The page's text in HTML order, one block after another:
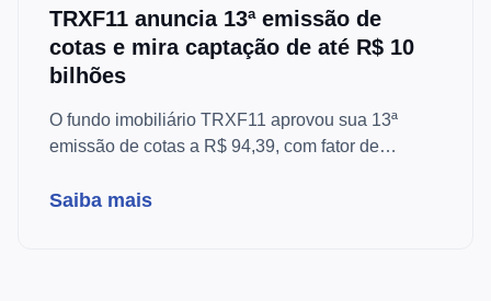
TRXF11 anuncia 13ª emissão de
cotas e mira captação de até R$ 10
bilhões
O fundo imobiliário TRXF11 aprovou sua 13ª
emissão de cotas a R$ 94,39, com fator de
prazos da oferta.
Saiba mais